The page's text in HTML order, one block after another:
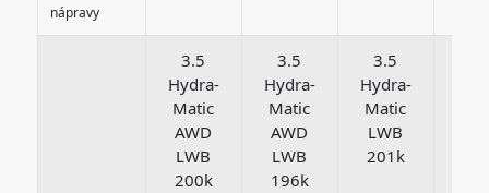
nápravy
3.5
Hydra-
Matic
AWD
LWB
200k
3.5
Hydra-
Matic
AWD
LWB
196k
3.5
Hydra-
Matic
LWB
201k